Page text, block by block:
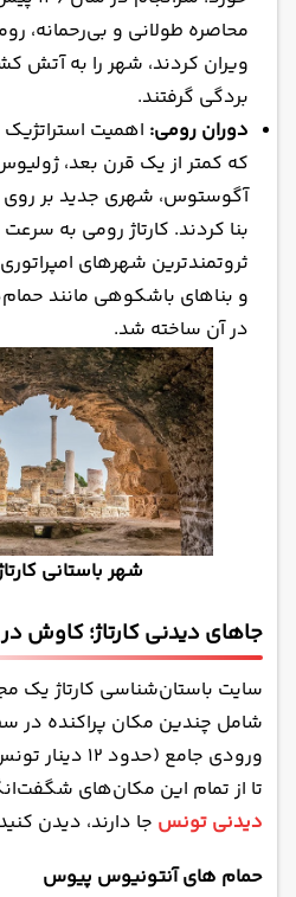
محاصره طولانی و بی‌رحمانه،
ویران کردند، شهر را به آتش
بردگی گرفتند.
دوران رومی: اهمیت
که کمتر از یک قرن بعد،
آگوستوس، شهری جدید بر روی
بنا کردند. کارتاژ رومی به
ثروتمندترین شهرهای
و بناهای باشکوهی مانند
در آن ساخته شد.
شهر باستانی
جاهای دیدنی کارتاژ؛ کاوش
سایت باستان‌شناسی کارتاژ یک
شامل چندین مکان پراکنده در
ورودی جامع
تا از تمام این مکان‌های
دیدنی تونس جا دارند، دیدن
حمام های آنتونیوس پیوس